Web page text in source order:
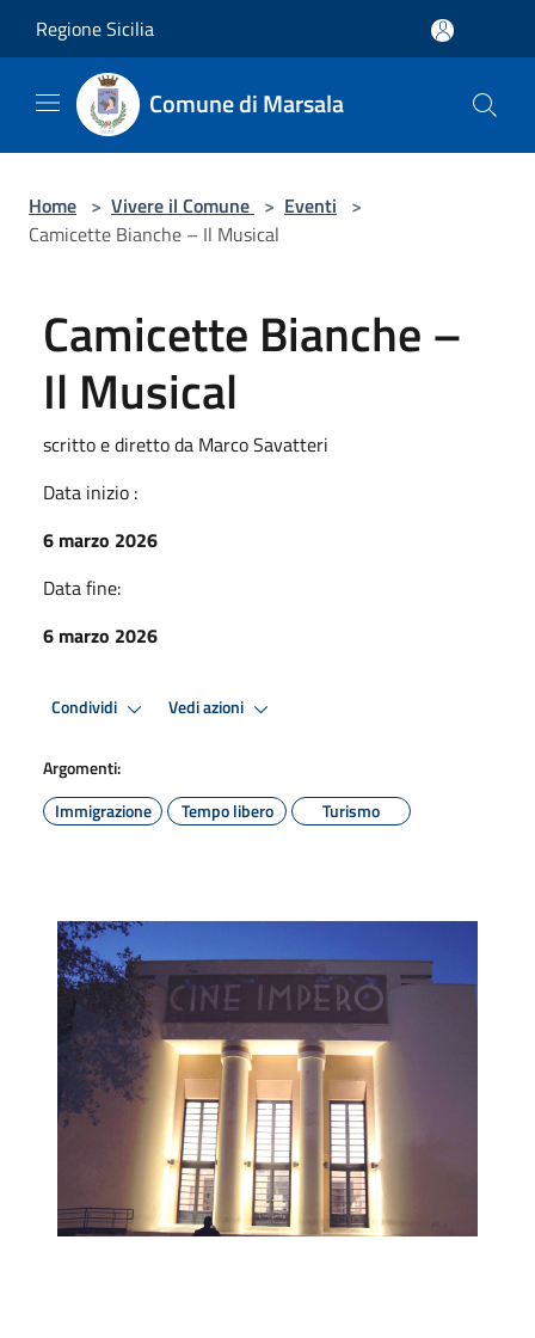
Regione Sicilia
Comune di Marsala
Home > Vivere il Comune > Eventi >
Camicette Bianche – Il Musical
Camicette Bianche –
Il Musical
scritto e diretto da Marco Savatteri
Data inizio :
6 marzo 2026
Data fine:
6 marzo 2026
Condividi Vedi azioni
Argomenti:
Immigrazione
Tempo libero Turismo